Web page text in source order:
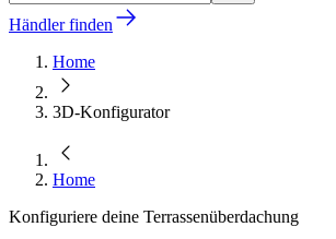
Händler finden
Home
3D-Konfigurator
Home
Konfiguriere deine Terrassenüberdachung